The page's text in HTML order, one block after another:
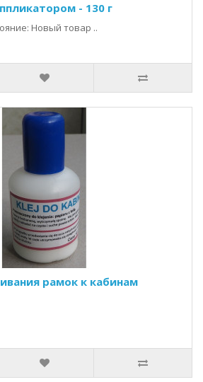
- 130 г
Новый товар ..
рамок к кабинам